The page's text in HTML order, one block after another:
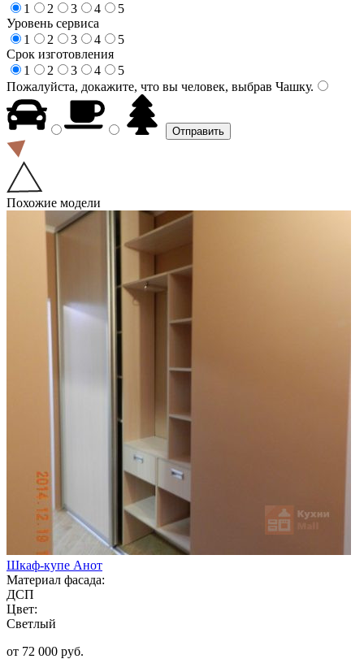
1
2 3 4
5
Уровень сервиса
1
2 3 4
5
Срок изготовления
1
2 3 4
5
Пожалуйста, докажите, что вы человек, выбрав Чашку.
Похожие модели
Шкаф-купе Анот
Материал фасада:
ДСП
Цвет:
Светлый
от 72 000 руб.